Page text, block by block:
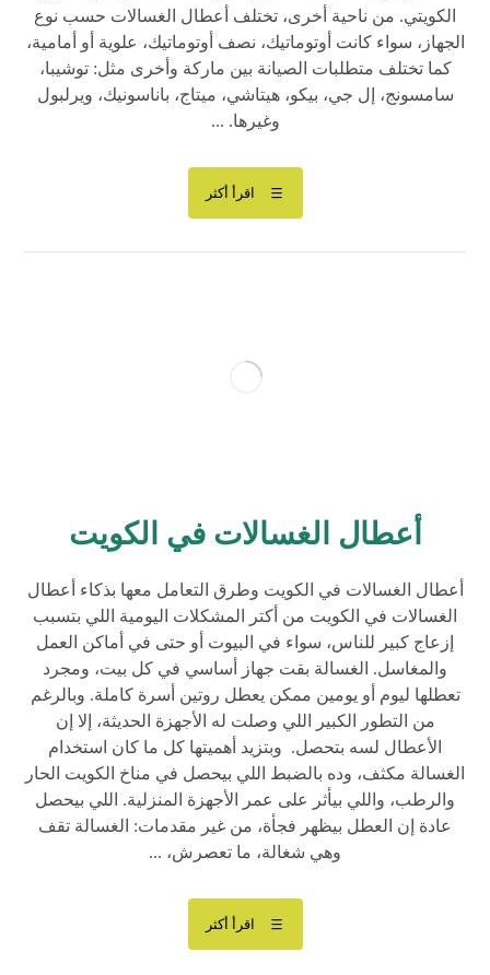
الكويتي. من ناحية أخرى، تختلف أعطال الغسالات حسب نوع
الجهاز، سواء كانت أوتوماتيك، نصف أوتوماتيك، علوية أو أمامية،
كما تختلف متطلبات الصيانة بين ماركة وأخرى مثل: توشيبا،
سامسونج، إل جي، بيكو، هيتاشي، ميتاج، باناسونيك، ويرلبول
وغيرها. ...
اقرأ أكثر
أعطال الغسالات في الكويت
أعطال الغسالات في الكويت وطرق التعامل معها بذكاء أعطال
الغسالات في الكويت من أكتر المشكلات اليومية اللي بتسبب
إزعاج كبير للناس، سواء في البيوت أو حتى في أماكن العمل
والمغاسل. الغسالة بقت جهاز أساسي في كل بيت، ومجرد
تعطلها ليوم أو يومين ممكن يعطل روتين أسرة كاملة. وبالرغم
من التطور الكبير اللي وصلت له الأجهزة الحديثة، إلا إن
الأعطال لسه بتحصل. وبتزيد أهميتها كل ما كان استخدام
الغسالة مكثف، وده بالضبط اللي بيحصل في مناخ الكويت الحار
والرطب، واللي بيأثر على عمر الأجهزة المنزلية. اللي بيحصل
عادة إن العطل بيظهر فجأة، من غير مقدمات: الغسالة تقف
وهي شغالة، ما تعصرش، ...
اقرأ أكثر